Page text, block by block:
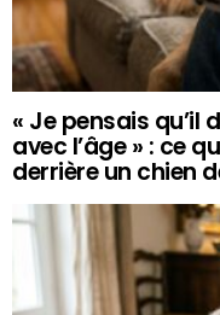
« Je pensais qu’il
avec l’âge » : ce
derrière un chien